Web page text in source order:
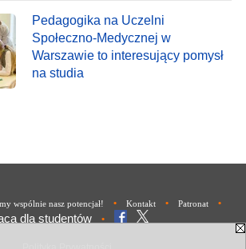
Pedagogika na Uczelni
Społeczno-Medycznej w
Warszawie to interesujący pomysł
na studia
wspólnie nasz potencjał! • Kontakt • Patronat •
dla studentów •